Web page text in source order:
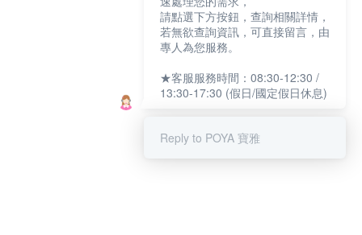
請點選下方按鈕，查詢相關詳情，
若無欲查詢資訊，可直接留言，由
專人為您服務。
★客服服務時間：08:30-12:30 /
13:30-17:30 (假日/國定假日休息)
Reply to POYA 寶雅